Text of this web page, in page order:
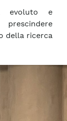
evoluto e
della ricerca